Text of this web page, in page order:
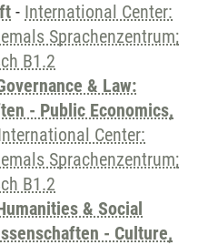
- International Center:
Sprachenzentrum;
B1.2
& Law:
- Public Economics,
Center:
Sprachenzentrum;
B1.2
& Social
- Culture,